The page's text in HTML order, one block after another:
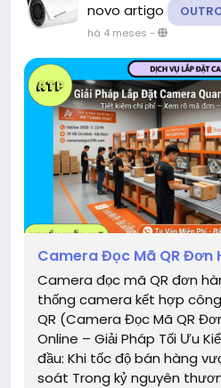
novo artigo
há 4 meses -
Camera Đọc Mã QR Đơn
Camera đọc mã QR đơn
thống camera kết hợp
QR (Camera Đọc Mã QR
Online – Giải Pháp Tối Ưu
đầu: Khi tốc độ bán hàng
soát Trong kỷ nguyên